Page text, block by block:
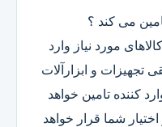
تامین می کند ؟
بیش از ۸۰ درصد کالاهای مورد نیاز وارد
تجهیزات و ابزارآلات
کننده تامین خواهد
شما قرار خواهد